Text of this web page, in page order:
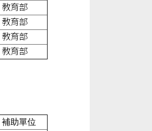
教育部
教育部
教育部
教育部
補助單位